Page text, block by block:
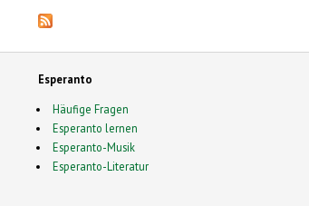
Esperanto
Häufige Fragen
Esperanto lernen
Esperanto-Musik
Esperanto-Literatur